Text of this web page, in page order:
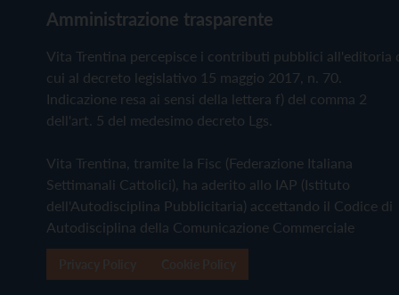
Amministrazione trasparente
Vita Trentina percepisce i contributi pubblici all'editoria
cui al decreto legislativo 15 maggio 2017, n. 70.
Indicazione resa ai sensi della lettera f) del comma 2
dell'art. 5 del medesimo decreto Lgs.
Vita Trentina, tramite la Fisc (Federazione Italiana
Settimanali Cattolici), ha aderito allo IAP (Istituto
dell'Autodisciplina Pubblicitaria) accettando il Codice di
Autodisciplina della Comunicazione Commerciale